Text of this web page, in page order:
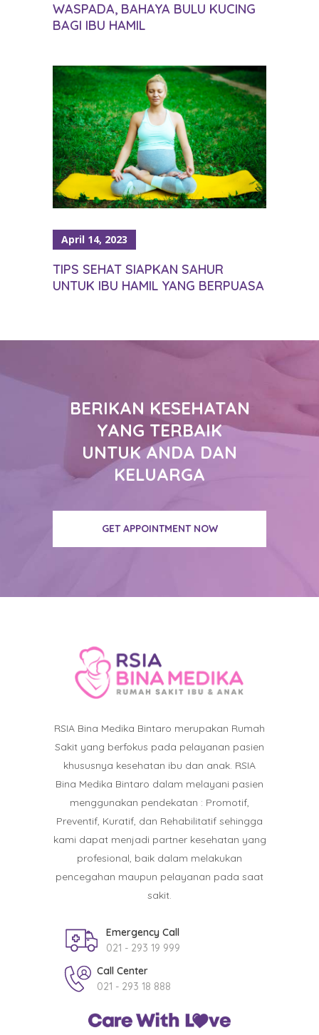
WASPADA, BAHAYA BULU KUCING
BAGI IBU HAMIL
April 14, 2023
TIPS SEHAT SIAPKAN SAHUR
UNTUK IBU HAMIL YANG BERPUASA
BERIKAN KESEHATAN
YANG TERBAIK
UNTUK ANDA DAN
KELUARGA
GET APPOINTMENT NOW
RSIA Bina Medika Bintaro merupakan Rumah
Sakit yang berfokus pada pelayanan pasien
khususnya kesehatan ibu dan anak. RSIA
Bina Medika Bintaro dalam melayani pasien
menggunakan pendekatan : Promotif,
Preventif, Kuratif, dan Rehabilitatif sehingga
kami dapat menjadi partner kesehatan yang
profesional, baik dalam melakukan
pencegahan maupun pelayanan pada saat
sakit.
Emergency Call
021 - 293 19 999
Call Center
021 - 293 18 888